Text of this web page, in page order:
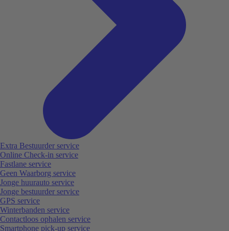
Extra Bestuurder service
Online Check-in service
Fastlane service
Geen Waarborg service
Jonge huurauto service
Jonge bestuurder service
GPS service
Winterbanden service
Contactloos ophalen service
Smartphone pick-up service